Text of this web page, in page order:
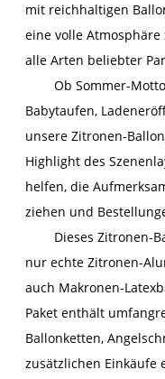
mit reichhaltigen
eine volle
alle Arten beliebter
Ob Sommer-
Babytaufen,
unsere Zitronen-
Highlight des
helfen, die
ziehen und
Dieses Zitronen-
nur echte Zitronen-
auch Makronen-
Paket enthält
Ballonketten,
zusätzlichen Einkäufe